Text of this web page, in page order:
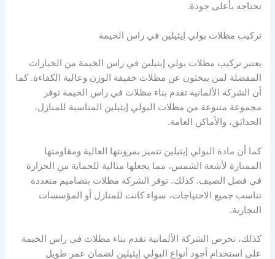
تحتاجه بأعلى جودة.
تركيب مظلات بولي إيثيلين في راس الخيمة
يعتبر تركيب مظلات بولي إيثيلين في راس الخيمة من الخيارات
المفضلة لمن يبحثون عن مظلات خفيفة الوزن وعالية الكفاءة. كما
أن الشركة الألمانية تقدم بناء مظلات في راس الخيمة توفر
مجموعة متنوعة من مظلات البولي إيثيلين المناسبة للمنازل،
الحدائق، والأماكن العامة.
كما أن مادة البولي إيثيلين تتميز بمرونتها العالية ومقاومتها
الممتازة لأشعة الشمس، مما يجعلها مثالية للحماية من الحرارة
في فصل الصيف. كذلك، توفر الشركة مظلات بتصاميم متعددة
تناسب جميع الاحتياجات، سواء كانت للمنازل أو المؤسسات
التجارية.
كذلك، تحرص الشركة الألمانية تقدم بناء مظلات في راس الخيمة
على استخدام أجود أنواع البولي إيثيلين لضمان عمر طويل